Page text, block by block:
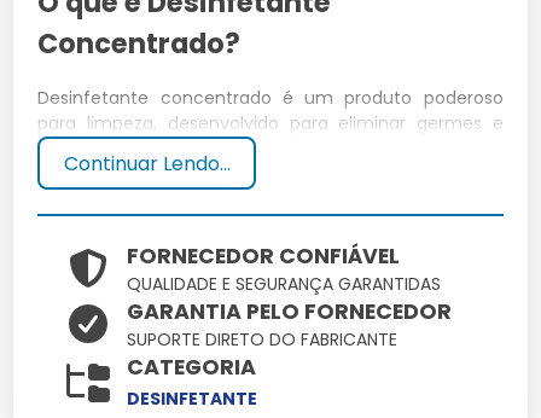
Concentrado?
Desinfetante concentrado é um produto poderoso
para limpeza, desenvolvido para eliminar germes e
micro-organismos de diversas superfícies com alta
eficiência. Sua fórmula concentrada permite diluição,
Por que Escolher Nossa Empresa
de Desinfetante Concentrado?
Qualidade Garantida e Testada
Continuar Lendo...
FORNECEDOR CONFIÁVEL
QUALIDADE E SEGURANÇA GARANTIDAS
GARANTIA PELO FORNECEDOR
SUPORTE DIRETO DO FABRICANTE
CATEGORIA
DESINFETANTE